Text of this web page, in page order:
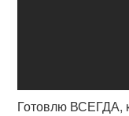
Готовлю ВСЕГДА,